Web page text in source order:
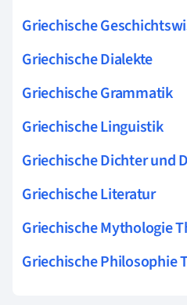
Griechische
Griechische Dialekte
Griechische Grammatik
Griechische Linguistik
Griechische Dichter und
Griechische Literatur
Griechische Mythologie
Griechische Philosophie